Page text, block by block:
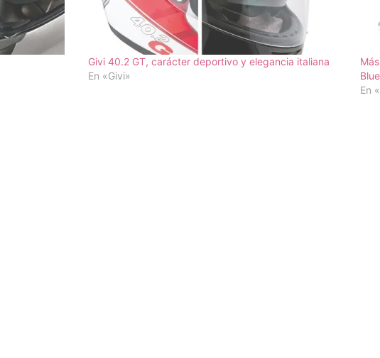
Givi 40.2 GT, carácter deportivo y elegancia italiana
En «Givi»
En